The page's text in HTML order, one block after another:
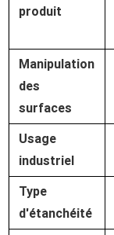
produit
Manipulation
des
surfaces
Usage
industriel
Type
d'étanchéité